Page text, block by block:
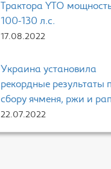
Трактора YTO
100-130 л.с.
17.08.2022
Украина установила
рекордные результаты
сбору ячменя, ржи и
22.07.2022